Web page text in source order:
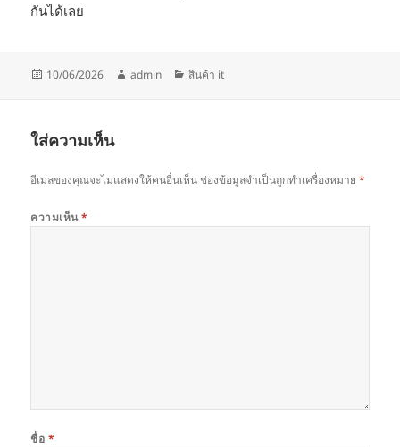
กันได้เลย
เขียน
10/06/2026
ผู้
admin
หมวด
สินค้า it
ใส่ความเห็น
อีเมลของคุณจะไม่แสดงให้คนอื่นเห็น ช่องข้อมูลจำเป็นถูกทำเครื่องหมาย*
ความเห็น*
ชื่อ *